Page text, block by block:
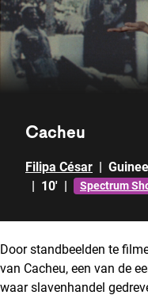
Cacheu
Filipa César |
| 10' | Spectrum
Door standbeelden te
van Cacheu, een van de
waar slavenhandel